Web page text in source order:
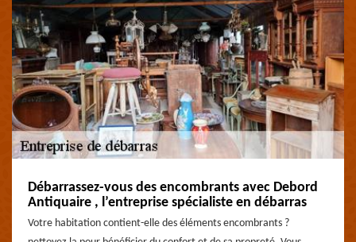
Débarrassez-vous des encombrants avec Debord
Antiquaire , l’entreprise spécialiste en débarras
Votre habitation contient-elle des éléments encombrants ?